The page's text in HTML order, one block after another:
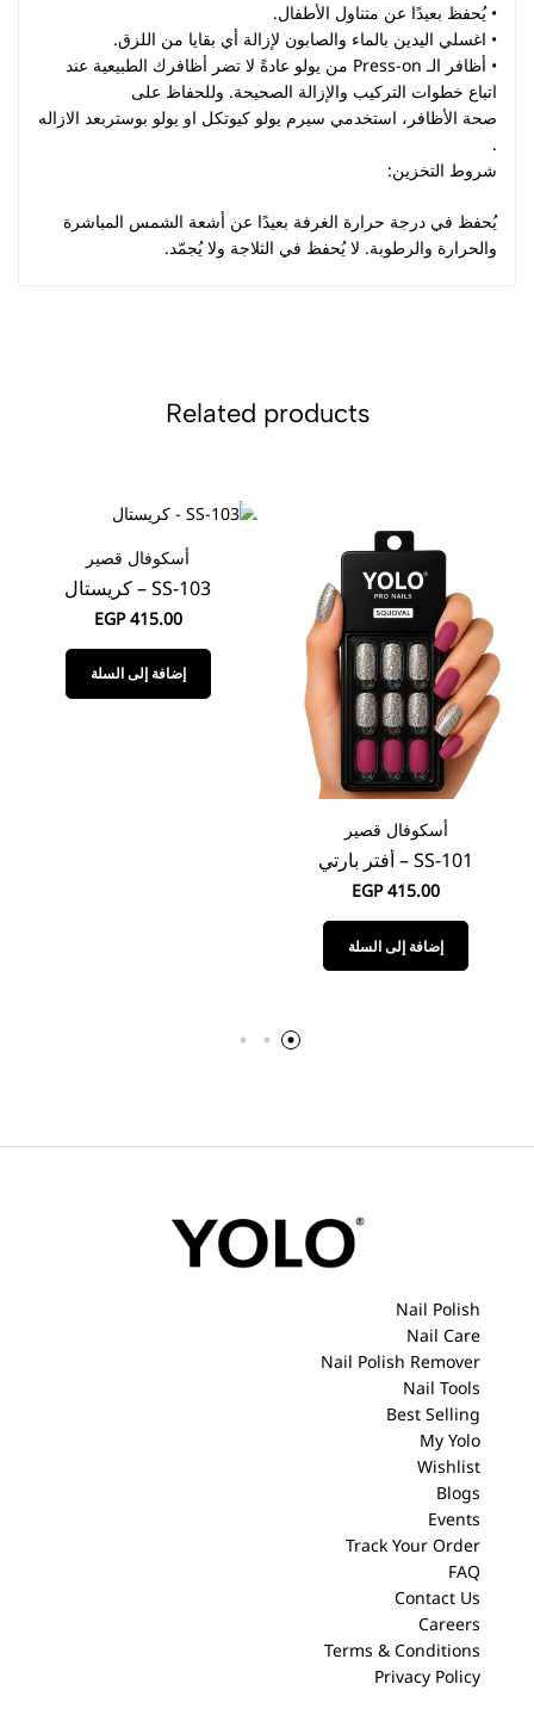
• يُحفظ بعيدًا عن متناول الأطفال.
• اغسلي اليدين بالماء والصابون لإزالة أي بقايا من اللزق.
• أظافر الـ Press-on من يولو عادةً لا تضر أظافرك الطبيعية عند
اتباع خطوات التركيب والإزالة الصحيحة. وللحفاظ على
صحة الأظافر، استخدمي سيرم يولو كيوتكل او يولو بوستربعد الازاله
.
شروط التخزين:
يُحفظ في درجة حرارة الغرفة بعيدًا عن أشعة الشمس المباشرة
والحرارة والرطوبة. لا يُحفظ في الثلاجة ولا يُجمّد.
Related products
أسكوفال قصير
SS-101 – أفتر بارتي
EGP415.00
إضافة إلى السلة
أسكوفال قصير
SS-103 – كريستال
EGP415.00
إضافة إلى السلة
Nail Polish
Nail Care
Nail Polish Remover
Nail Tools
Best Selling
My Yolo
Wishlist
Blogs
Events
Track Your Order
FAQ
Contact Us
Careers
Terms & Conditions
Privacy Policy